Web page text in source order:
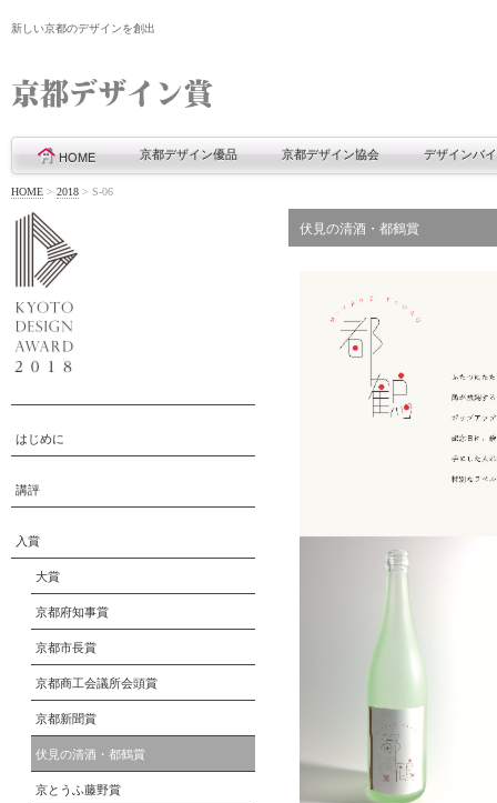
新しい京都のデザインを創出
HOME 京都デザイン優品 京都デザイン協会 デザインバ
HOME > 2018 > S-06
伏見の清酒・都鶴賞
はじめに
講評
入賞
大賞
京都府知事賞
京都市長賞
京都商工会議所会頭賞
京都新聞賞
伏見の清酒・都鶴賞
京とうふ藤野賞